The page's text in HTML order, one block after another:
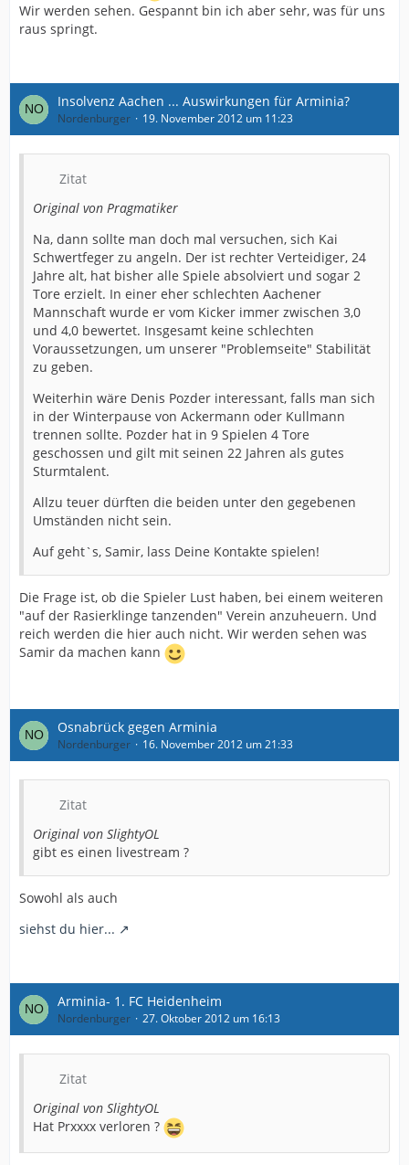
Wir werden sehen. Gespannt bin ich aber sehr, was für uns
raus springt.
Insolvenz Aachen ... Auswirkungen für Arminia?
Nordenburger 19. November 2012 um 11:23
Zitat
Original von Pragmatiker
Na, dann sollte man doch mal versuchen, sich Kai
Schwertfeger zu angeln. Der ist rechter Verteidiger, 24
Jahre alt, hat bisher alle Spiele absolviert und sogar 2
Tore erzielt. In einer eher schlechten Aachener
Mannschaft wurde er vom Kicker immer zwischen 3,0
und 4,0 bewertet. Insgesamt keine schlechten
Voraussetzungen, um unserer "Problemseite" Stabilität
zu geben.
Weiterhin wäre Denis Pozder interessant, falls man sich
in der Winterpause von Ackermann oder Kullmann
trennen sollte. Pozder hat in 9 Spielen 4 Tore
geschossen und gilt mit seinen 22 Jahren als gutes
Sturmtalent.
Allzu teuer dürften die beiden unter den gegebenen
Umständen nicht sein.
Auf geht`s, Samir, lass Deine Kontakte spielen!
Die Frage ist, ob die Spieler Lust haben, bei einem weiteren
"auf der Rasierklinge tanzenden" Verein anzuheuern. Und
reich werden die hier auch nicht. Wir werden sehen was
Samir da machen kann
Osnabrück gegen Arminia
Nordenburger 16. November 2012 um 21:33
Zitat
Original von SlightyOL
gibt es einen livestream ?
Sowohl als auch
siehst du hier...
Arminia- 1. FC Heidenheim
Nordenburger 27. Oktober 2012 um 16:13
Zitat
Original von SlightyOL
Hat Prxxxx verloren ?